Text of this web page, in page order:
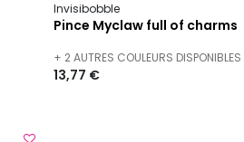
Invisibobble
Pince Myclaw full of charms
+ 2 AUTRES COULEURS DISPONIBLES
13,77 €